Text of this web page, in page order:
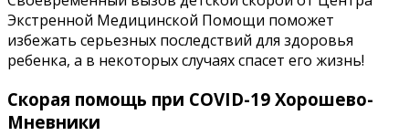
Экстренной Медицинской Помощи поможет
избежать серьезных последствий для здоровья
ребенка, а в некоторых случаях спасет его жизнь!
Скорая помощь при COVID-19 Хорошево-
Мневники